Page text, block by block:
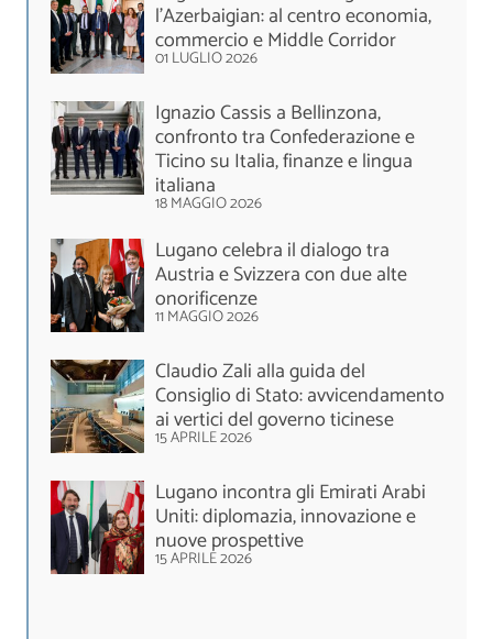
l'Azerbaigian: al centro economia,
commercio e Middle Corridor
01 LUGLIO 2026
Ignazio Cassis a Bellinzona,
confronto tra Confederazione e
Ticino su Italia, finanze e lingua
italiana
18 MAGGIO 2026
Lugano celebra il dialogo tra
Austria e Svizzera con due alte
onorificenze
11 MAGGIO 2026
Claudio Zali alla guida del
Consiglio di Stato: avvicendamento
ai vertici del governo ticinese
15 APRILE 2026
Lugano incontra gli Emirati Arabi
Uniti: diplomazia, innovazione e
nuove prospettive
15 APRILE 2026